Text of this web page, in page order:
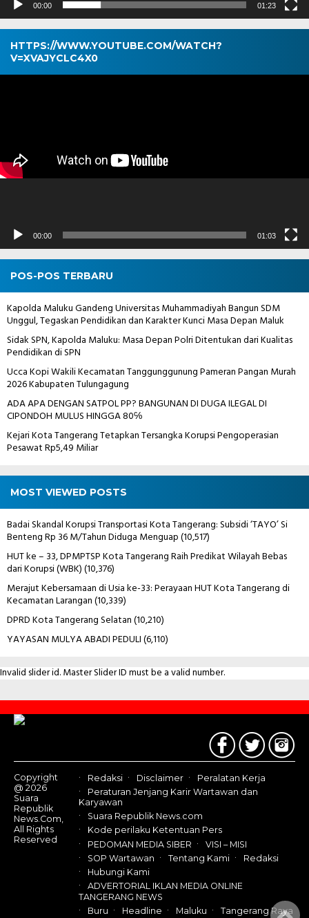
00:00 01:23
HTTPS://WWW.YOUTUBE.COM/WATCH?
V=XVAJYCLC4X0
Pemutar
00:00 01:03
POS-POS TERBARU
Kapolda Maluku Gandeng Universitas Muhammadiyah Bangun SDM
Unggul, Tegaskan Pendidikan dan Karakter Kunci Masa Depan Maluk
Sidak SPN, Kapolda Maluku: Masa Depan Polri Ditentukan dari Kualitas
Pendidikan di SPN
Ucca Kopi Wakili Kecamatan Tanggunggunung Pameran Pangan Murah
2026 Kabupaten Tulungagung
ADA APA DENGAN SATPOL PP? BANGUNAN DI DUGA ILEGAL DI
CIPONDOH MULUS HINGGA 80℅
Kejari Kota Tangerang Tetapkan Tersangka Korupsi Pengoperasian
Pesawat Rp5,49 Miliar
MOST VIEWED POSTS
Badai Skandal Korupsi Transportasi Kota Tangerang: Subsidi ‘TAYO’ Si
Benteng Rp 36 M/Tahun Diduga Menguap(10,517)
HUT ke – 33, DPMPTSP Kota Tangerang Raih Predikat Wilayah Bebas
dari Korupsi (WBK)(10,376)
Merajut Kebersamaan di Usia ke-33: Perayaan HUT Kota Tangerang di
Kecamatan Larangan(10,339)
DPRD Kota Tangerang Selatan(10,210)
YAYASAN MULYA ABADI PEDULI(6,110)
Invalid slider id. Master Slider ID must be a valid number.
Contact
Us
Copyright
@ 2026
Suara
Republik
News.Com,
All Rights
Reserved
Redaksi Disclaimer
Peralatan Kerja
Peraturan Jenjang Karir Wartawan dan
Karyawan
Suara Republik News.com
Kode perilaku Ketentuan Pers
PEDOMAN MEDIA SIBER
VISI – MISI
SOP Wartawan
Tentang Kami
Redaksi
Hubungi Kami
ADVERTORIAL IKLAN MEDIA ONLINE
TANGERANG NEWS
Buru
Headline Maluku Tangerang Raya